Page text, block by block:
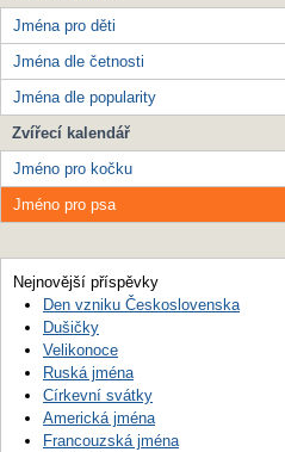
Jména pro děti
Jména dle četnosti
Jména dle popularity
Zvířecí kalendář
Jméno pro kočku
Jméno pro psa
Nejnovější příspěvky
Den vzniku Československa
Dušičky
Velikonoce
Ruská jména
Církevní svátky
Americká jména
Francouzská jména